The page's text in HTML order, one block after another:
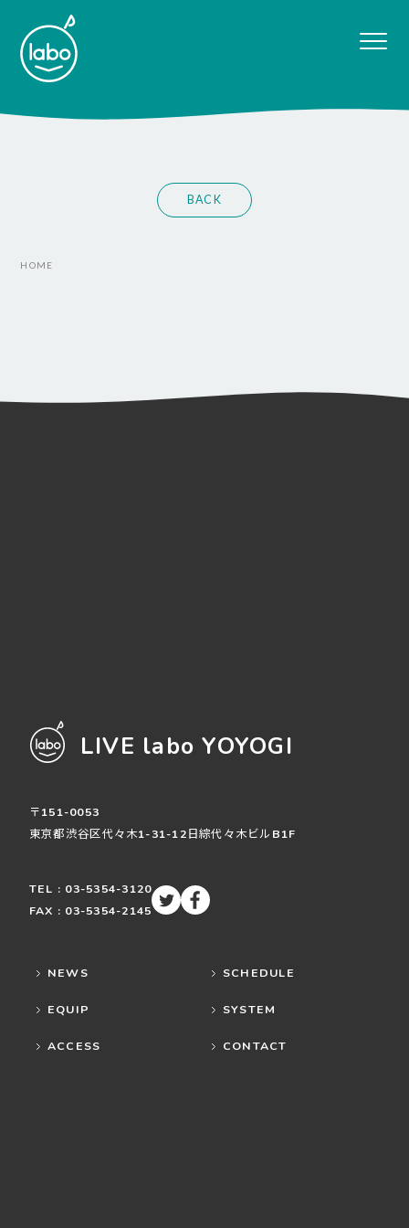
BACK
HOME
LIVE labo YOYOGI
〒151-0053
東京都渋谷区代々木1-31-12日綜代々木ビルB1F
TEL : 03-5354-3120
FAX : 03-5354-2145
NEWS SCHEDULE
EQUIP SYSTEM
ACCESS CONTACT